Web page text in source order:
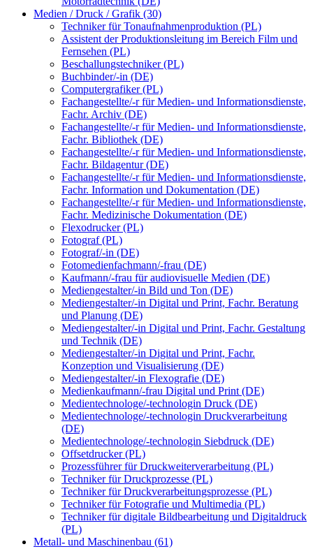
Medien / Druck / Grafik (30)
Techniker für Tonaufnahmenproduktion (PL)
Assistent der Produktionsleitung im Bereich Film und
Fernsehen (PL)
Beschallungstechniker (PL)
Buchbinder/-in (DE)
Computergrafiker (PL)
Fachangestellte/-r für Medien- und Informationsdienste,
Fachr. Archiv (DE)
Fachangestellte/-r für Medien- und Informationsdienste,
Fachr. Bibliothek (DE)
Fachangestellte/-r für Medien- und Informationsdienste,
Fachr. Bildagentur (DE)
Fachangestellte/-r für Medien- und Informationsdienste,
Fachr. Information und Dokumentation (DE)
Fachangestellte/-r für Medien- und Informationsdienste,
Fachr. Medizinische Dokumentation (DE)
Flexodrucker (PL)
Fotograf (PL)
Fotograf/-in (DE)
Fotomedienfachmann/-frau (DE)
Kaufmann/-frau für audiovisuelle Medien (DE)
Mediengestalter/-in Bild und Ton (DE)
Mediengestalter/-in Digital und Print, Fachr. Beratung
und Planung (DE)
Mediengestalter/-in Digital und Print, Fachr. Gestaltung
und Technik (DE)
Mediengestalter/-in Digital und Print, Fachr.
Konzeption und Visualisierung (DE)
Mediengestalter/-in Flexografie (DE)
Medienkaufmann/-frau Digital und Print (DE)
Medientechnologe/-technologin Druck (DE)
Medientechnologe/-technologin Druckverarbeitung
(DE)
Medientechnologe/-technologin Siebdruck (DE)
Offsetdrucker (PL)
Prozessführer für Druckweiterverarbeitung (PL)
Techniker für Druckprozesse (PL)
Techniker für Druckverarbeitungsprozesse (PL)
Techniker für Fotografie und Multimedia (PL)
Techniker für digitale Bildbearbeitung und Digitaldruck
(PL)
Metall- und Maschinenbau (61)